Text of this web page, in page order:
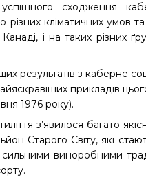
сходження
різних кліматичних умов
і на таких різних
результатів з каберне
прикладів
1976 року).
з’явилося багато
Старого Світу, які
виноробними